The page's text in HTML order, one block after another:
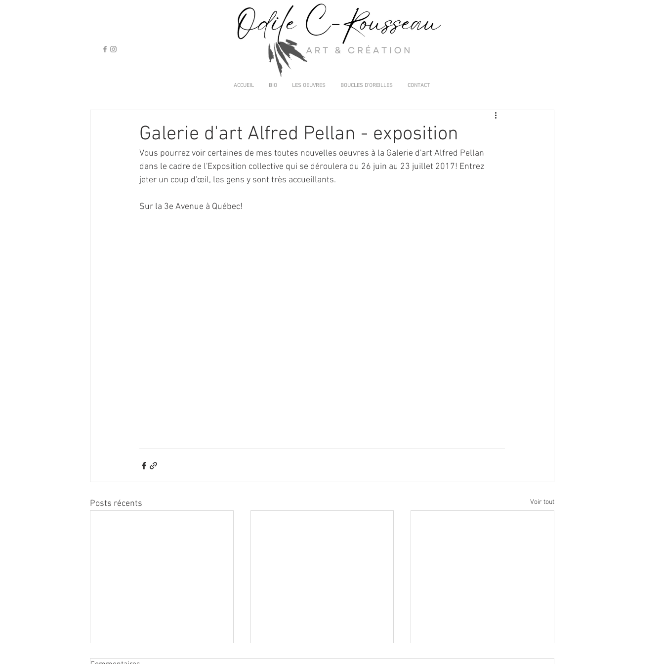
ACCUEIL BIO LES OEUVRES BOUCLES D'OREILLES CONTACT
Galerie d'art Alfred Pellan - exposition
Vous pourrez voir certaines de mes toutes nouvelles oeuvres à la Galerie d'art Alfred Pellan
dans le cadre de l'Exposition collective qui se déroulera du 26 juin au 23 juillet 2017! Entrez
jeter un coup d'œil, les gens y sont très accueillants.
Sur la 3e Avenue à Québec!
Posts récents Voir tout